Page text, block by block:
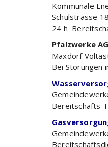
Kommunale
Schulstrasse
24 h
Pfalzwerke
Maxdorf
Bei Störungen
Bereitschafts